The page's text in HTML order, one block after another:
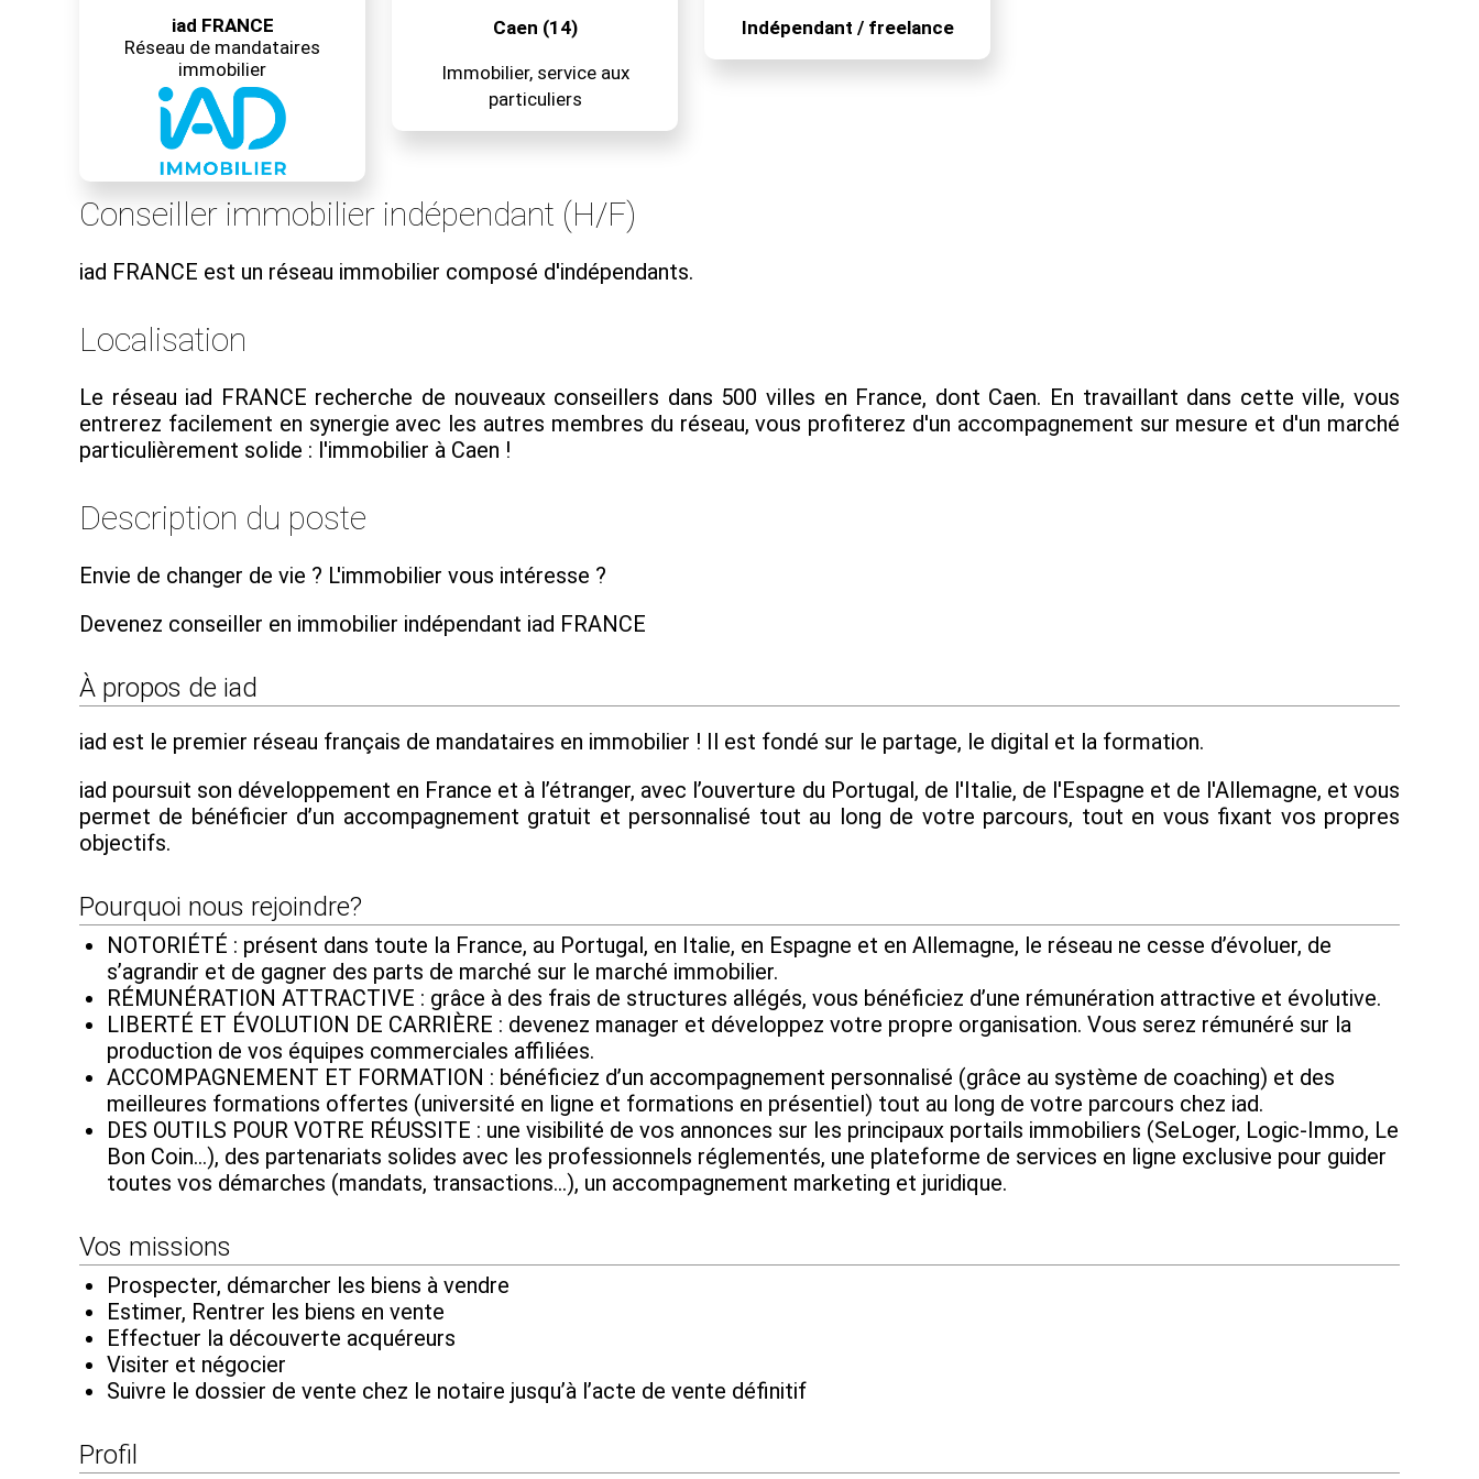
iad FRANCE
Réseau de mandataires
immobilier
Caen (14)
Immobilier, service aux
particuliers
Indépendant / freelance
Conseiller immobilier indépendant (H/F)
iad FRANCE est un réseau immobilier composé d'indépendants.
Localisation
Le réseau iad FRANCE recherche de nouveaux conseillers dans 500 villes en France, dont Caen. En travaillant dans cette ville, vous
entrerez facilement en synergie avec les autres membres du réseau, vous profiterez d'un accompagnement sur mesure et d'un marché
particulièrement solide : l'immobilier à Caen !
Description du poste
Envie de changer de vie ? L'immobilier vous intéresse ?
Devenez conseiller en immobilier indépendant iad FRANCE
À propos de iad
iad est le premier réseau français de mandataires en immobilier ! Il est fondé sur le partage, le digital et la formation.
iad poursuit son développement en France et à l’étranger, avec l’ouverture du Portugal, de l'Italie, de l'Espagne et de l'Allemagne, et vous
permet de bénéficier d’un accompagnement gratuit et personnalisé tout au long de votre parcours, tout en vous fixant vos propres
objectifs.
Pourquoi nous rejoindre?
NOTORIÉTÉ : présent dans toute la France, au Portugal, en Italie, en Espagne et en Allemagne, le réseau ne cesse d’évoluer, de
s’agrandir et de gagner des parts de marché sur le marché immobilier.
RÉMUNÉRATION ATTRACTIVE : grâce à des frais de structures allégés, vous bénéficiez d’une rémunération attractive et évolutive.
LIBERTÉ ET ÉVOLUTION DE CARRIÈRE : devenez manager et développez votre propre organisation. Vous serez rémunéré sur la
production de vos équipes commerciales affiliées.
ACCOMPAGNEMENT ET FORMATION : bénéficiez d’un accompagnement personnalisé (grâce au système de coaching) et des
meilleures formations offertes (université en ligne et formations en présentiel) tout au long de votre parcours chez iad.
DES OUTILS POUR VOTRE RÉUSSITE : une visibilité de vos annonces sur les principaux portails immobiliers (SeLoger, Logic-Immo, Le
Bon Coin...), des partenariats solides avec les professionnels réglementés, une plateforme de services en ligne exclusive pour guider
toutes vos démarches (mandats, transactions…), un accompagnement marketing et juridique.
Vos missions
Prospecter, démarcher les biens à vendre
Estimer, Rentrer les biens en vente
Effectuer la découverte acquéreurs
Visiter et négocier
Suivre le dossier de vente chez le notaire jusqu’à l’acte de vente définitif
Profil